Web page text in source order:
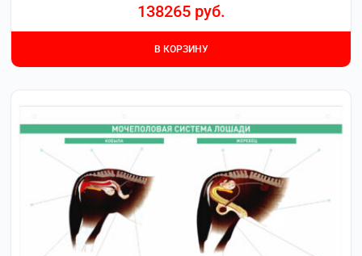
138265 руб.
В КОРЗИНУ